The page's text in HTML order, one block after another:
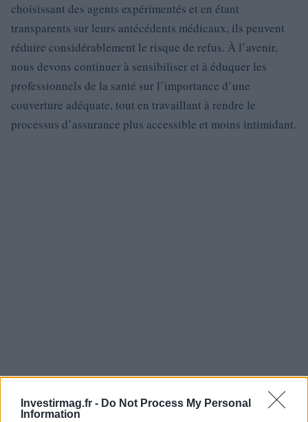
Investirmag.fr - Do Not Process My Personal
Information
choisissant des agents expérimentés et en étant
transparents sur leurs antécédents médicaux, ils peuvent
réduire considérablement le risque de refus. À l’avenir,
nous devons continuer à sensibiliser et à éduquer les
professionnels de la santé sur l’importance d’une
couverture adéquate, tout en travaillant à rendre le
processus d’assurance plus accessible et moins intimidant.